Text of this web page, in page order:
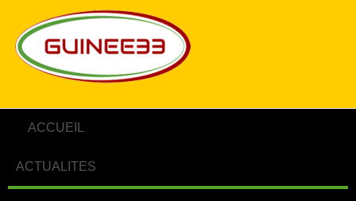
ACCUEIL
ACTUALITES